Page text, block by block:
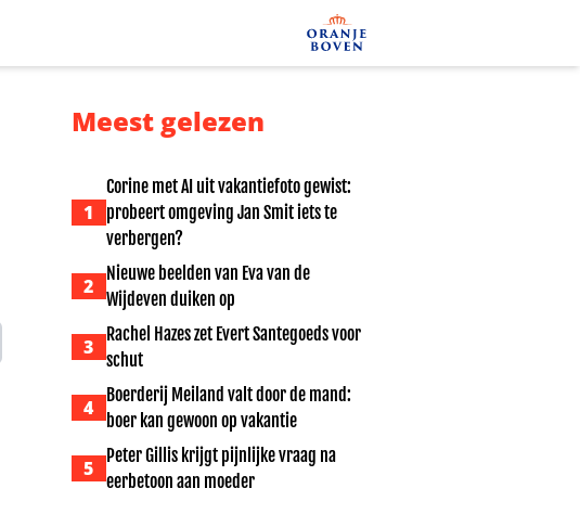
Meest gelezen
1
Corine met AI uit vakantiefoto gewist:
probeert omgeving Jan Smit iets te
verbergen?
2
Nieuwe beelden van Eva van de
Wijdeven duiken op
3
Rachel Hazes zet Evert Santegoeds voor
schut
4
Boerderij Meiland valt door de mand:
boer kan gewoon op vakantie
5
Peter Gillis krijgt pijnlijke vraag na
eerbetoon aan moeder